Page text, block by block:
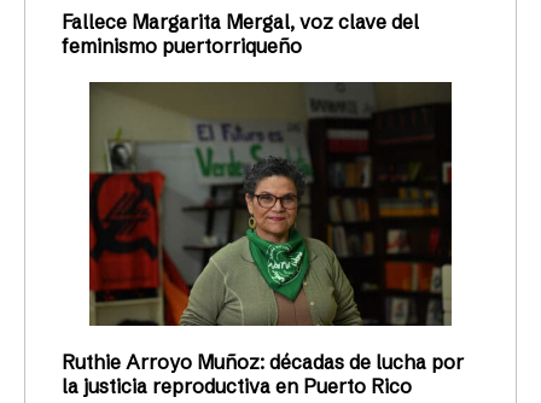
Fallece Margarita Mergal, voz clave del
feminismo puertorriqueño
Ruthie Arroyo Muñoz: décadas de lucha por
la justicia reproductiva en Puerto Rico